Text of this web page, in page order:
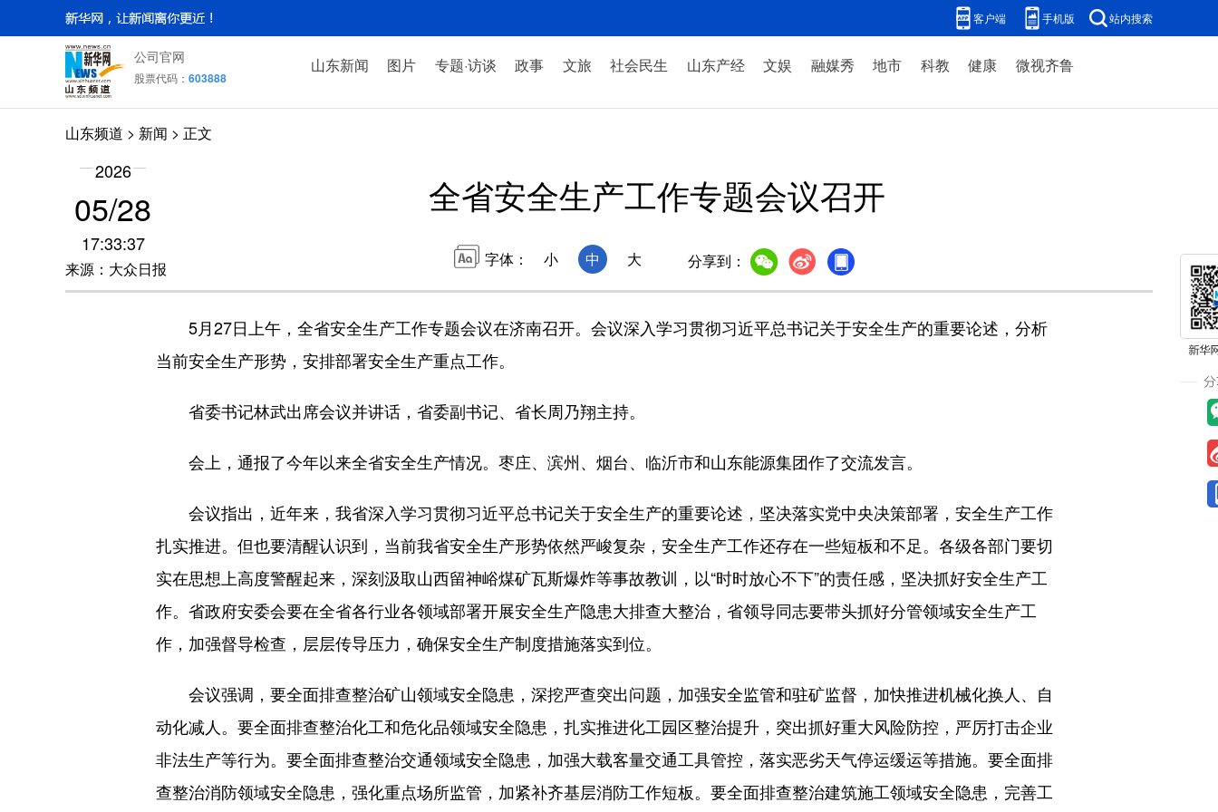
客户端 手机版 站内搜索
公司官网
股票代码： 603888
山东新闻 图片 专题·访谈 政事 文旅 社会民生 山东产经 文娱 融媒秀 地市 科教 健康 微视齐鲁
山东频道 > 新闻 > 正文
2026
05/28
17:33:37
来源：大众日报
全省安全生产工作专题会议召开
字体： 小 中 大 分享到：
5月27日上午，全省安全生产工作专题会议在济南召开。会议深入学习贯彻习近平总书记关于安全生产的重要论述，分析
当前安全生产形势，安排部署安全生产重点工作。
省委书记林武出席会议并讲话，省委副书记、省长周乃翔主持。
会上，通报了今年以来全省安全生产情况。枣庄、滨州、烟台、临沂市和山东能源集团作了交流发言。
会议指出，近年来，我省深入学习贯彻习近平总书记关于安全生产的重要论述，坚决落实党中央决策部署，安全生产工作
扎实推进。但也要清醒认识到，当前我省安全生产形势依然严峻复杂，安全生产工作还存在一些短板和不足。各级各部门要切
实在思想上高度警醒起来，深刻汲取山西留神峪煤矿瓦斯爆炸等事故教训，以“时时放心不下”的责任感，坚决抓好安全生产工
作。省政府安委会要在全省各行业各领域部署开展安全生产隐患大排查大整治，省领导同志要带头抓好分管领域安全生产工
作，加强督导检查，层层传导压力，确保安全生产制度措施落实到位。
会议强调，要全面排查整治矿山领域安全隐患，深挖严查突出问题，加强安全监管和驻矿监督，加快推进机械化换人、自
动化减人。要全面排查整治化工和危化品领域安全隐患，扎实推进化工园区整治提升，突出抓好重大风险防控，严厉打击企业
非法生产等行为。要全面排查整治交通领域安全隐患，加强大载客量交通工具管控，落实恶劣天气停运缓运等措施。要全面排
查整治消防领域安全隐患，强化重点场所监管，加紧补齐基层消防工作短板。要全面排查整治建筑施工领域安全隐患，完善工